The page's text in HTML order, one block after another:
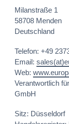
Milanstraße 1
58708 Menden
Deutschland
Telefon: +49
Email:
Web:
Verantwortlich
GmbH
Sitz: Düsseldorf